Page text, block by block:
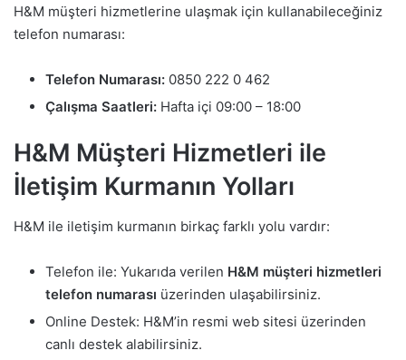
H&M müşteri hizmetlerine ulaşmak için kullanabileceğiniz
telefon numarası:
Telefon Numarası: 0850 222 0 462
Çalışma Saatleri: Hafta içi 09:00 – 18:00
H&M Müşteri Hizmetleri ile
İletişim Kurmanın Yolları
H&M ile iletişim kurmanın birkaç farklı yolu vardır:
Telefon ile: Yukarıda verilen H&M müşteri hizmetleri
telefon numarası üzerinden ulaşabilirsiniz.
Online Destek: H&M’in resmi web sitesi üzerinden
canlı destek alabilirsiniz.